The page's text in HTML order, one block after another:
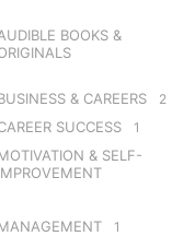
BOOKS &
& CAREERS 2
SUCCESS 1
& SELF-
1